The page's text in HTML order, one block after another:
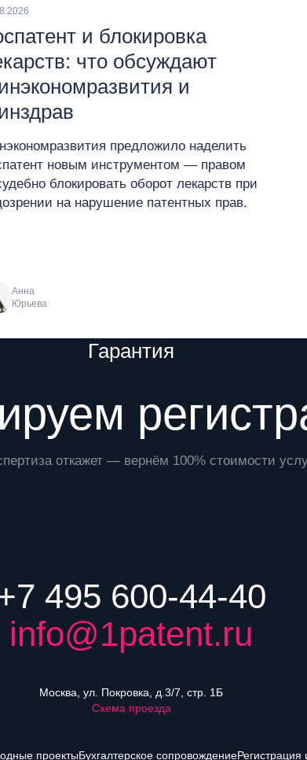
и блокировка
что обсуждают
и
предложило наделить
новым инструментом — правом
блокировать оборот лекарств при
на нарушение патентных прав.
Анна
Юрьева
Гарантия
откажет — вернём 100% стоимости
495 600-44-40
info@1patent.ru
Москва, ул. Покровка, д.3/7, стр. 1Б
Схема проезда
проектыБухгалтерское сопровождение